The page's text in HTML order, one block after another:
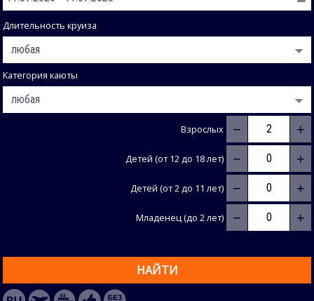
Длительность круиза
Категория каюты
Взрослых − +
Детей (от 12 до 18 лет) − +
Детей (от 2 до 11 лет) − +
Младенец (до 2 лет) − +
НАЙТИ